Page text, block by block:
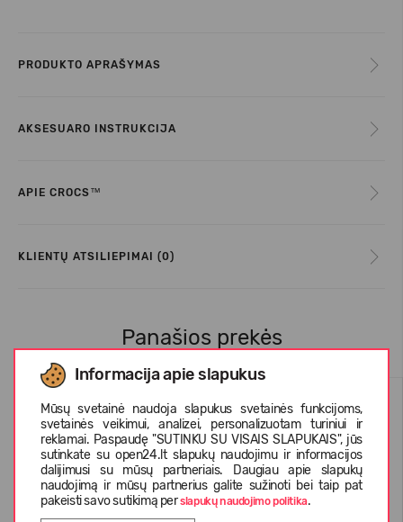
Informacija apie slapukus
Mūsų svetainė naudoja slapukus svetainės funkcijoms,
svetainės veikimui, analizei, personalizuotam turiniui ir
reklamai. Paspaudę "SUTINKU SU VISAIS SLAPUKAIS", jūs
sutinkate su open24.lt slapukų naudojimu ir informacijos
dalijimusi su mūsų partneriais. Daugiau apie slapukų
naudojimą ir mūsų partnerius galite sužinoti bei taip pat
pakeisti savo sutikimą perslapukų naudojimo politika.
PRODUKTO APRAŠYMAS
AKSESUARO INSTRUKCIJA
APIE CROCS™
KLIENTŲ ATSILIEPIMAI (0)
Panašios prekės